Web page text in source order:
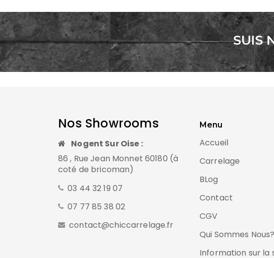
SUIS
Nos Showrooms
Nogent Sur Oise :
86 , Rue Jean Monnet 60180 (à
coté de bricoman)
03 44 32 19 07
07 77 85 38 02
contact@chiccarrelage.fr
Menu
Accueil
Carrelage
BLog
Contact
CGV
Qui Sommes Nous?
Information sur la